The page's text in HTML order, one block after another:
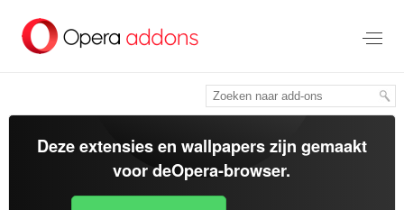
tekst
springen
Deze extensies en wallpapers zijn gemaakt
voor deOpera-browser.